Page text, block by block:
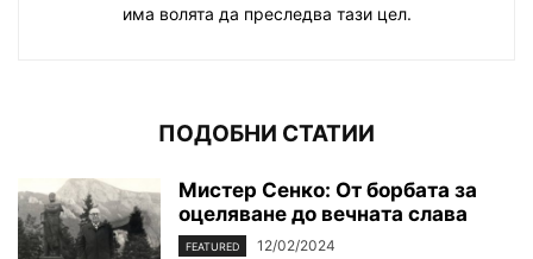
има волята да преследва тази цел.
ПОДОБНИ СТАТИИ
Мистер Сенко: От борбата за
оцеляване до вечната слава
FEATURED 12/02/2024